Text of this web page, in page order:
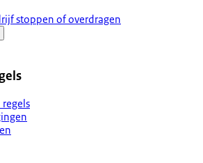
stoppen of overdragen